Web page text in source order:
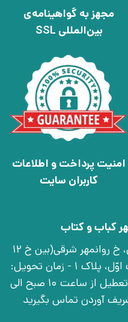
مجهز به گواهینامه‌ی
بین‌المللی SSL
امنیت پرداخت و اطلاعات
کاربران سایت
کباب و کتاب
تهران، خ انقلاب، خ 12 فروردین، خ روانمهر شرقی(بین خ 12
فروردین و خ فخر رازی)، بن‌بست اوّل، پلاک 1 - زمان تحویل:
شنبه تا چهارشنبه به جز روزهای تعطیل از ساعت 10 صبح الی